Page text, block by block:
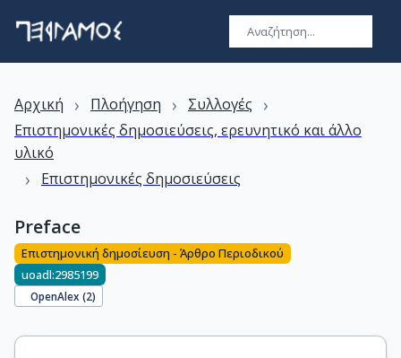
Αρχική › Πλοήγηση › Συλλογές ›
Επιστημονικές δημοσιεύσεις, ερευνητικό και άλλο
υλικό
› Επιστημονικές δημοσιεύσεις
Preface
Επιστημονική δημοσίευση - Άρθρο Περιοδικού
uoadl:2985199
OpenAlex (2)